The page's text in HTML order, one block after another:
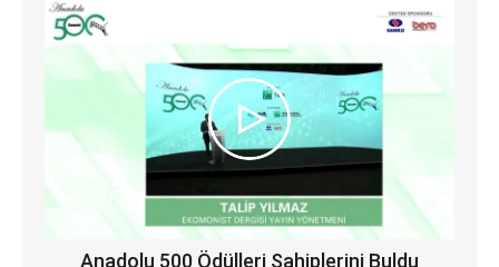
Anadolu 500 Ödülleri Sahiplerini Buldu